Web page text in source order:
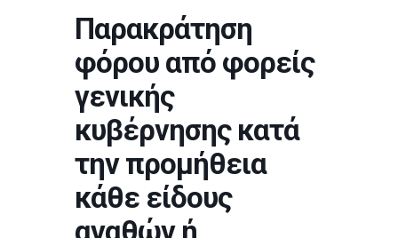
Παρακράτηση
φόρου από φορείς
γενικής
κυβέρνησης κατά
την προμήθεια
κάθε είδους